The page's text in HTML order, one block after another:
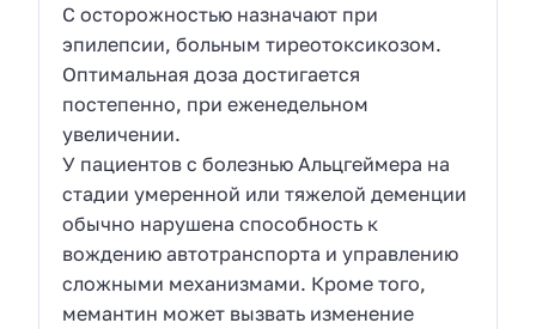
С осторожностью назначают при
эпилепсии, больным тиреотоксикозом.
Оптимальная доза достигается
постепенно, при еженедельном
увеличении.
У пациентов с болезнью Альцгеймера на
стадии умеренной или тяжелой деменции
обычно нарушена способность к
вождению автотранспорта и управлению
сложными механизмами. Кроме того,
мемантин может вызвать изменение